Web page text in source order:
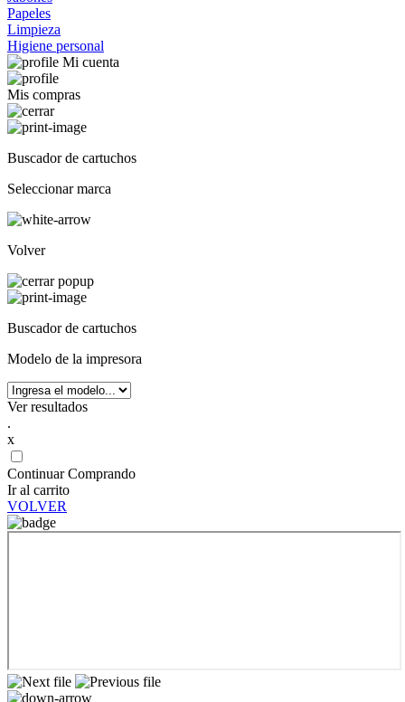
Papeles
Limpieza
Higiene personal
Mi cuenta
Mis compras
Buscador de cartuchos
Seleccionar marca
Volver
Buscador de cartuchos
Modelo de la impresora
Ver resultados
.
x
Continuar Comprando
Ir al carrito
VOLVER